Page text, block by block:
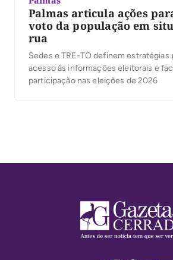
Palmas articula ações
voto da população em
rua
Sedes e TRE-TO definem estratégias
acesso às informações eleitorais e
participação nas eleições de 2026